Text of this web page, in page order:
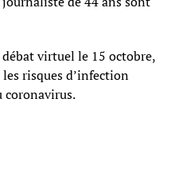
virtuel le 15 octobre,
risques d’infection
coronavirus.